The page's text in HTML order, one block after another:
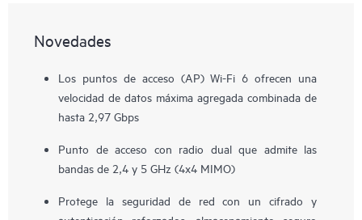
Novedades
Los puntos de acceso (AP) Wi-Fi 6 ofrecen una
velocidad de datos máxima agregada combinada de
hasta 2,97 Gbps
Punto de acceso con radio dual que admite las
bandas de 2,4 y 5 GHz (4x4 MIMO)
Protege la seguridad de red con un cifrado y